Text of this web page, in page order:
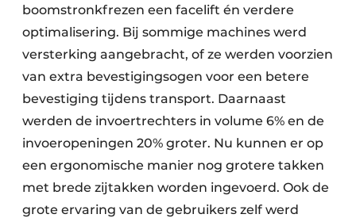
boomstronkfrezen een facelift én verdere
optimalisering. Bij sommige machines werd
versterking aangebracht, of ze werden voorzien
van extra bevestigingsogen voor een betere
bevestiging tijdens transport. Daarnaast
werden de invoertrechters in volume 6% en de
invoeropeningen 20% groter. Nu kunnen er op
een ergonomische manier nog grotere takken
met brede zijtakken worden ingevoerd. Ook de
grote ervaring van de gebruikers zelf werd